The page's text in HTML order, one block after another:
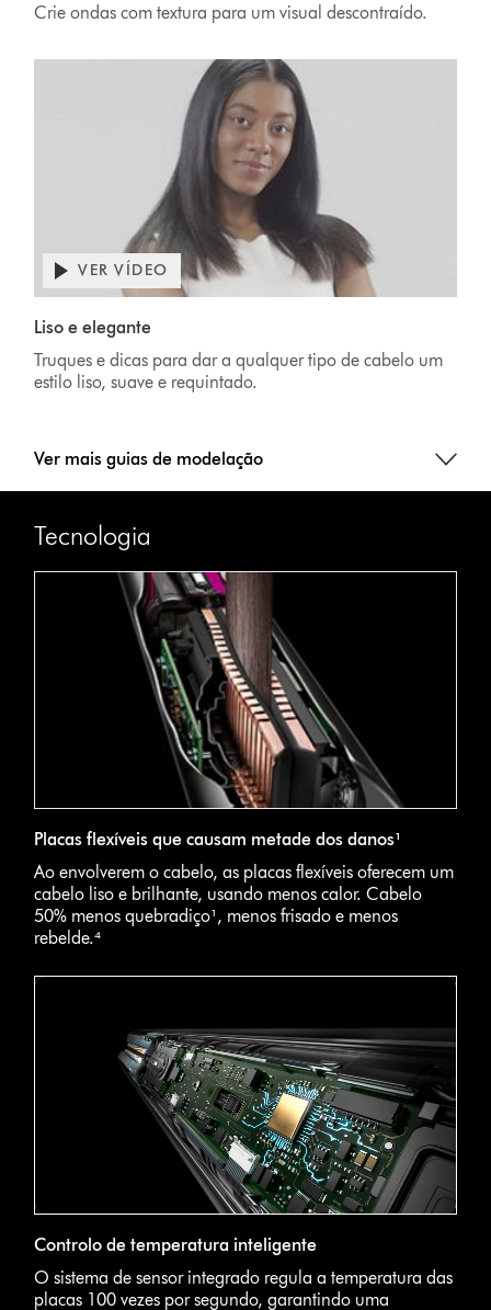
Crie ondas com textura para um visual descontraído.
VER VÍDEO
Liso e elegante
Truques e dicas para dar a qualquer tipo de cabelo um
estilo liso, suave e requintado.
Ver mais guias de modelação
Tecnologia
Placas flexíveis que causam metade dos danos¹
Ao envolverem o cabelo, as placas flexíveis oferecem um
cabelo liso e brilhante, usando menos calor. Cabelo
50% menos quebradiço¹, menos frisado e menos
rebelde.⁴
Controlo de temperatura inteligente
O sistema de sensor integrado regula a temperatura das
placas 100 vezes por segundo, garantindo uma